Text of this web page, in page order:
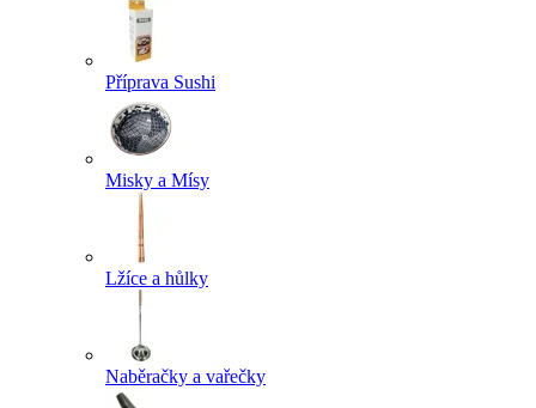
Příprava Sushi
Misky a Mísy
Lžíce a hůlky
Naběračky a vařečky